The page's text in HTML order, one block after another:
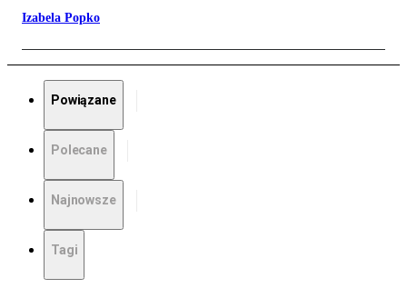
Izabela Popko
Powiązane
Polecane
Najnowsze
Tagi